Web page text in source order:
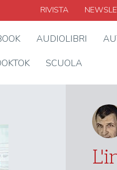
RIVISTA
AUDIOLIBRI
SCUOLA